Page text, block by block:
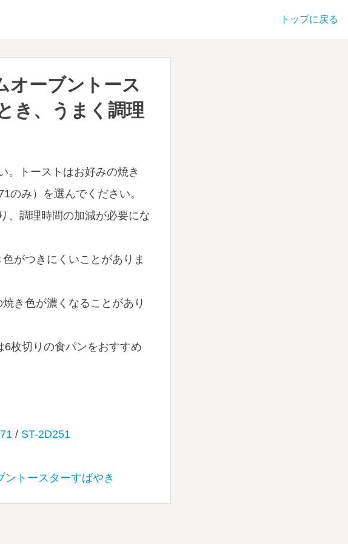
トップに戻る
オーブントース
き、うまく調理
。トーストはお好みの焼き
のみ）を選んでください。
、調理時間の加減が必要にな
がつきにくいことがありま
き色が濃くなることがあり
6枚切りの食パンをおすすめ
/ ST-2D251
ントースターすばやき